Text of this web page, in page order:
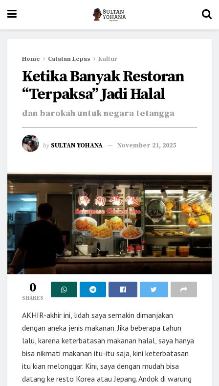
Home Catatan Lepas Kultur
Ketika Banyak Restoran
“Terpaksa” Jadi Halal
dan barokah untuk negara tetangga
by SULTAN YOHANA November 21, 2025
0
SHARES
AKHIR-akhir ini, lidah saya semakin dimanjakan
dengan aneka jenis makanan. Jika beberapa tahun
lalu, karena keterbatasan makanan halal, saya hanya
bisa nikmati makanan itu-itu saja, kini keterbatasan
itu kian melonggar. Kini, saya dengan mudah bisa
datang ke resto Korea atau Jepang. Andok di warung